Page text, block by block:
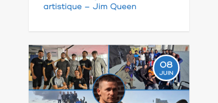
artistique – Jim Queen
08
JUIN